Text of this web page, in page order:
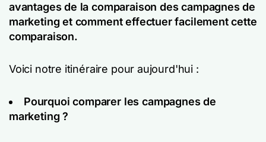
avantages de la comparaison des campagnes de
marketing et comment effectuer facilement cette
comparaison.
Voici notre itinéraire pour aujourd'hui :
Pourquoi comparer les campagnes de
marketing ?